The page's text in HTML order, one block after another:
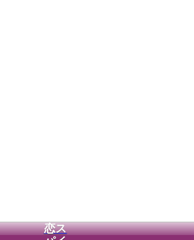
恋ス